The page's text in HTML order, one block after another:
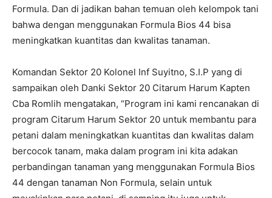
Formula. Dan di jadikan bahan temuan oleh kelompok tani
bahwa dengan menggunakan Formula Bios 44 bisa
meningkatkan kuantitas dan kwalitas tanaman.
Komandan Sektor 20 Kolonel Inf Suyitno, S.I.P yang di
sampaikan oleh Danki Sektor 20 Citarum Harum Kapten
Cba Romlih mengatakan, “Program ini kami rencanakan di
program Citarum Harum Sektor 20 untuk membantu para
petani dalam meningkatkan kuantitas dan kwalitas dalam
bercocok tanam, maka dalam program ini kita adakan
perbandingan tanaman yang menggunakan Formula Bios
44 dengan tanaman Non Formula, selain untuk